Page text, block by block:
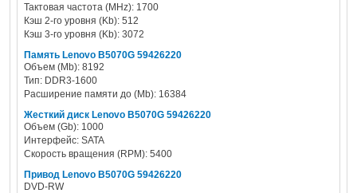
Тактовая частота (MHz): 1700
Кэш 2-го уровня (Kb): 512
Кэш 3-го уровня (Kb): 3072
Память Lenovo B5070G 59426220
Объем (Mb): 8192
Тип: DDR3-1600
Расширение памяти до (Mb): 16384
Жесткий диск Lenovo B5070G 59426220
Объем (Gb): 1000
Интерфейс: SATA
Скорость вращения (RPM): 5400
Привод Lenovo B5070G 59426220
DVD-RW